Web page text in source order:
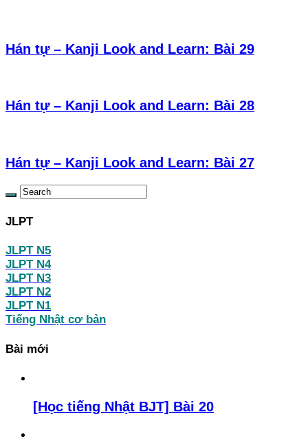
Hán tự – Kanji Look and Learn: Bài 29
Hán tự – Kanji Look and Learn: Bài 28
Hán tự – Kanji Look and Learn: Bài 27
JLPT
JLPT N5
JLPT N4
JLPT N3
JLPT N2
JLPT N1
Tiếng Nhật cơ bản
Bài mới
[Học tiếng Nhật BJT] Bài 20